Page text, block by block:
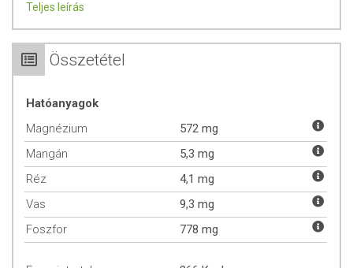
a gyermekek csontok normális növekedése és
fejlődése
normál haj pigmentáció
normális vas szállítás a testben
normál fehérje szintézis
normál pszichológiai funkció
az immunrendszer normális működése
normális kognitív funkció
a fáradtság és a fáradékonyság csökkentése
a sejtosztódás folyamata
a gyermekek normális kognitív fejlődése
a normál kötőszövetek fenntartása
az idegrendszer normális működése
elektrolit egyensúly
Teljes leírás
Összetétel
Hatóanyagok
Magnézium
572 mg
Mangán
5,3 mg
Réz
4,1 mg
Vas
9,3 mg
Foszfor
778 mg